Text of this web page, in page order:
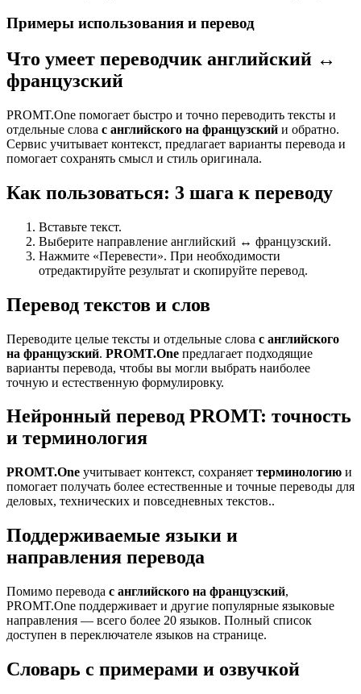
Примеры использования и перевод
Что умеет переводчик английский ↔
французский
PROMT.One помогает быстро и точно переводить тексты и
отдельные слова с английского на французский и обратно.
Сервис учитывает контекст, предлагает варианты перевода и
помогает сохранять смысл и стиль оригинала.
Как пользоваться: 3 шага к переводу
Вставьте текст.
Выберите направление английский ↔ французский.
Нажмите «Перевести». При необходимости
отредактируйте результат и скопируйте перевод.
Перевод текстов и слов
Переводите целые тексты и отдельные слова с английского
на французский. PROMT.One предлагает подходящие
варианты перевода, чтобы вы могли выбрать наиболее
точную и естественную формулировку.
Нейронный перевод PROMT: точность
и терминология
PROMT.One учитывает контекст, сохраняет терминологию и
помогает получать более естественные и точные переводы для
деловых, технических и повседневных текстов..
Поддерживаемые языки и
направления перевода
Помимо перевода с английского на французский,
PROMT.One поддерживает и другие популярные языковые
направления — всего более 20 языков. Полный список
доступен в переключателе языков на странице.
Словарь с примерами и озвучкой